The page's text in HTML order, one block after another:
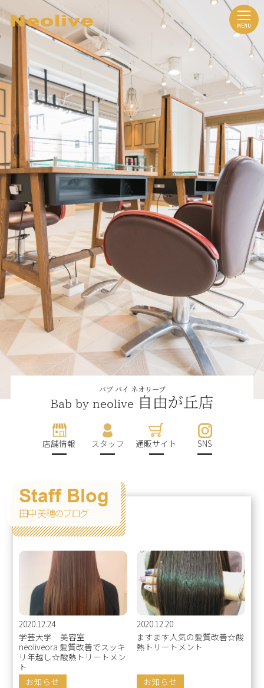
バブ バイ ネオリーブ
Bab by neolive 自由が丘店
店舗情報 スタッフ 通販サイト SNS
Staff Blog
田中 美穂のブログ
2020.12.24
学芸大学 美容室
neoliveora 髪質改善でスッキ
リ年越し☆酸熱トリートメン
ト
お知らせ
2020.12.20
ますます人気の髪質改善☆酸
熱トリートメント
お知らせ